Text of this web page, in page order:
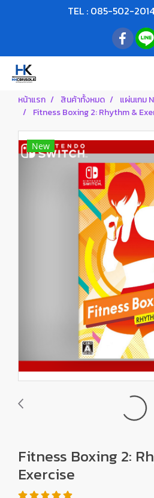
TEL : 085-502-
หน้าแรก สินค้าทั้งหมด
แผ่นเกม
Fitness Boxing 2: Rhythm &
New
Fitness Boxing 2:
Exercise